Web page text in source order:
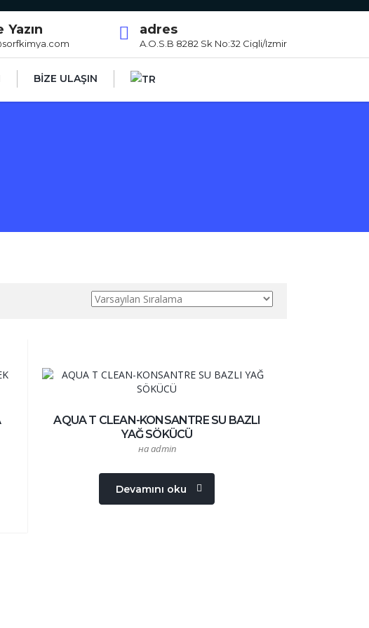
Yazın adres
A.O.S.B 8282 Sk No:32 Cigli/Izmir
BİZE ULAŞIN
AQUA T CLEAN-KONSANTRE SU BAZLI
YAĞ SÖKÜCÜ
на admin
Devamını oku